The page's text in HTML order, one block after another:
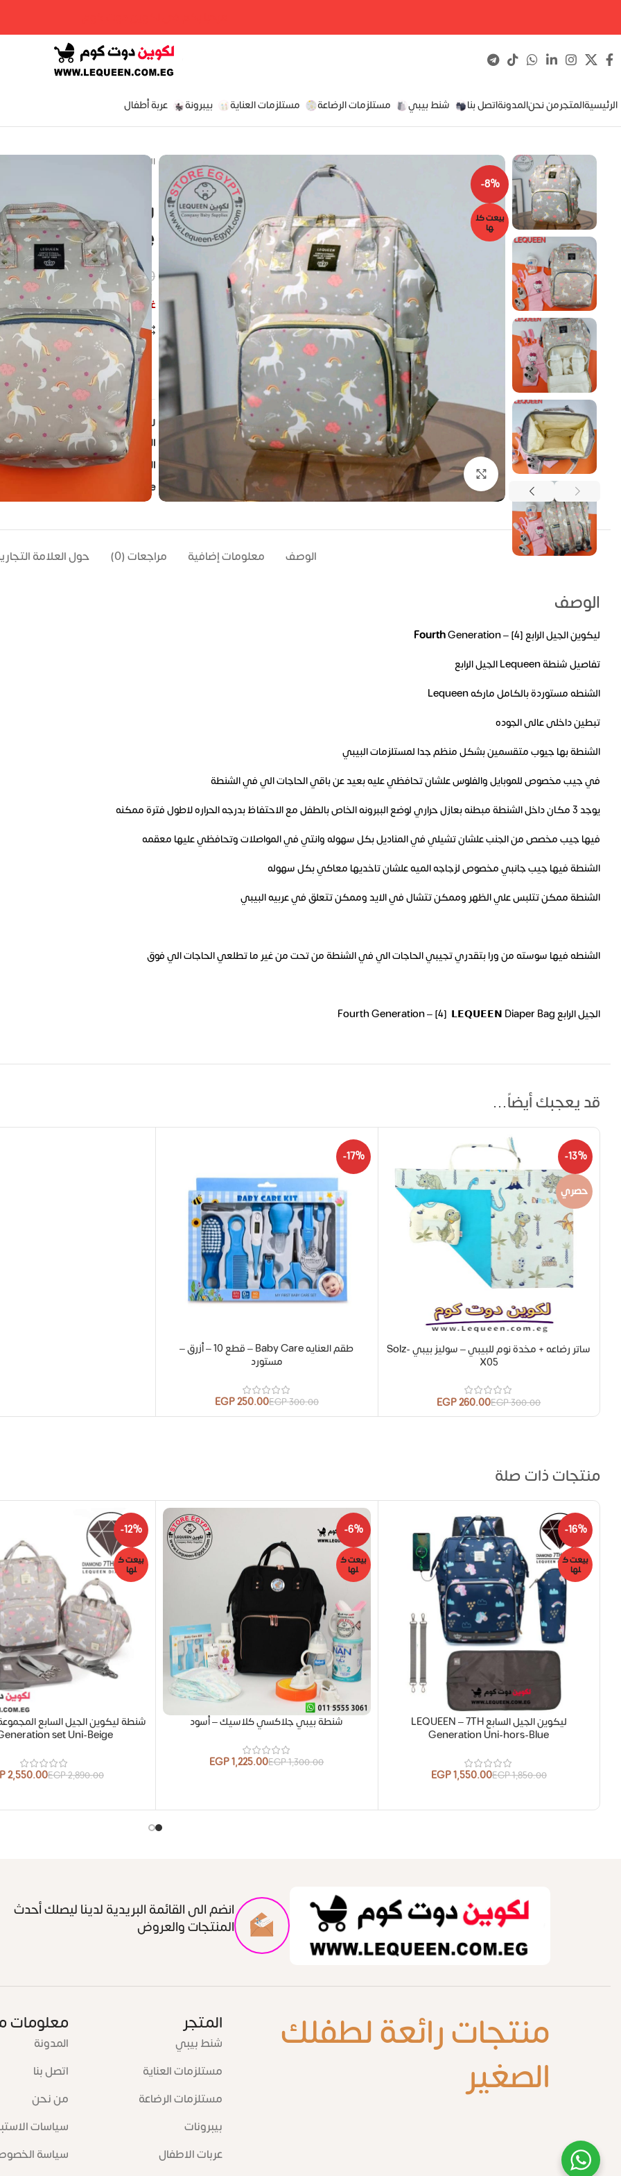
الرئيسيةالمتجرمن نحنالمدونةاتصل بنا شنط بيبي مستلزمات الرضاعة مستلزمات العناية بيبرونة عربة أطفال
-8%
بيعت كل
ها
اضغط للتكبير
الرئيسية
EGP
EGP
Beige
850.00
EGP
785.00
EGP
غير متوفر في المخزون
مقارنة
إضافة الى المفضلة
watching this product now!
رمز المنتج:LQ-4TH-UNI-Beige
التصنيفات: LEQUEEN
, الجيل الرابع,
الوسم:
Lequeen
Share:
الوصف معلومات إضافية مراجعات (0) حول العلامة
الوصف
ليكوين الجيل الرابع FourthGeneration – [4]
تفاصيل شنطة Lequeen الجيل الرابع
الشنطه مستوردة بالكامل ماركه Lequeen
تبطين داخلى عالى الجوده
الشنطة بها جيوب متقسمين بشكل منظم جدا لمستلزمات البيبي
في جيب مخصوص للموبايل والفلوس علشان تحافظي عليه بعيد عن باقي الحاجات الي في الشنطة
يوجد 3 مكان داخل الشنطة مبطنه بعازل حراري لوضع الببرونه الخاص بالطفل مع الاحتفاظ بدرجه الحراره لاطول فترة ممكنه
فيها جيب مخصص من الجنب علشان تشيلي في المناديل بكل سهوله وانتي في المواصلات وتحافظي عليها معقمه
الشنطة فيها جيب جانبي مخصوص لزجاجه الميه علشان تاخديها معاكي بكل سهوله
الشنطة ممكن تتلبس علي الظهر وممكن تتشال في الايد وممكن تتعلق في عربيه البيبي
الشنطه فيها سوسته من ورا بتقدري تجيبي الحاجات الي في الشنطة من تحت من غير ما تطلعي الحاجات الي فوق
الجيل الرابع Fourth Generation – [4] 𝗟𝗘𝗤𝗨𝗘𝗘𝗡 Diaper Bag
قد يعجبك أيضاً…
-13%
حصري
ساتر رضاعه + مخدة نوم للبيبي – سوليز بيبي Solz-
X05
300.00
EGP
260.00
EGP
-17%
طقم العنايه Baby Care – قطع 10 – أزرق –
مستورد
300.00
EGP
250.00
EGP
منتجات ذات صلة
-16%
بيعت ك
لها
ليكوين الجيل السابع LEQUEEN – 7TH
Generation Uni-hors-Blue
1,850.00
EGP
1,550.00
EGP
-6%
بيعت ك
لها
شنطة بيبي جلاكسي كلاسيك – أسود
1,300.00
EGP
1,225.00
EGP
-12%
بيعت ك
لها
set Uni-Beige
2,890.00
EGP
2,550.00
انضم الى القائمة البريدية لدينا ليصلك أحدث
المنتجات والعروض
منتجات رائعة لطفلك
الصغير
المتجر
شنط بيبي
مستلزمات العناية
مستلزمات الرضاعة
بيبرونات
عربات الاطفال
معلومات
المدونة
اتصل بنا
من نحن
سياسات
سياسة